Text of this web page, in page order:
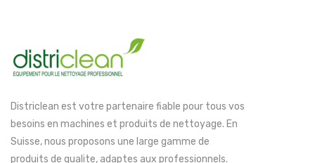
Districlean est votre partenaire fiable pour tous vos
besoins en machines et produits de nettoyage. En
Suisse, nous proposons une large gamme de
produits de qualite, adaptes aux professionnels.